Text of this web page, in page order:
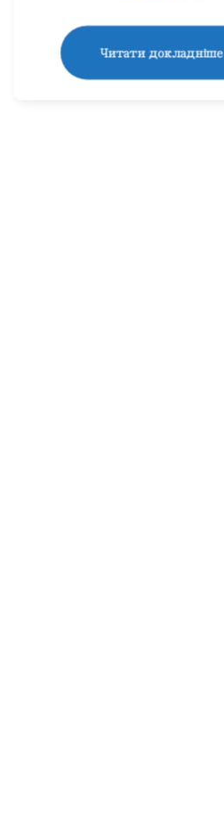
Читати докладніше